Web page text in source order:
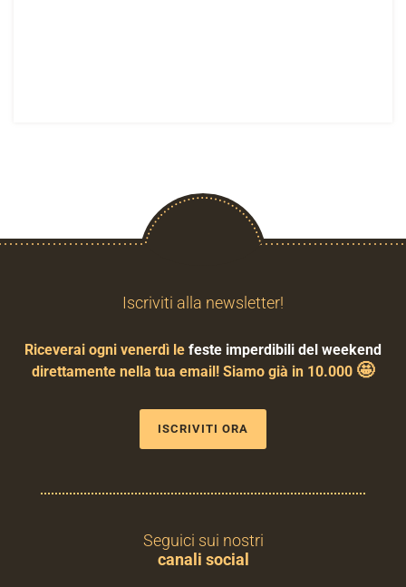
Iscriviti alla newsletter!
Riceverai ogni venerdì le feste imperdibili del weekend
direttamente nella tua email! Siamo già in 10.000 🤩
ISCRIVITI ORA
Seguici sui nostri
canali social